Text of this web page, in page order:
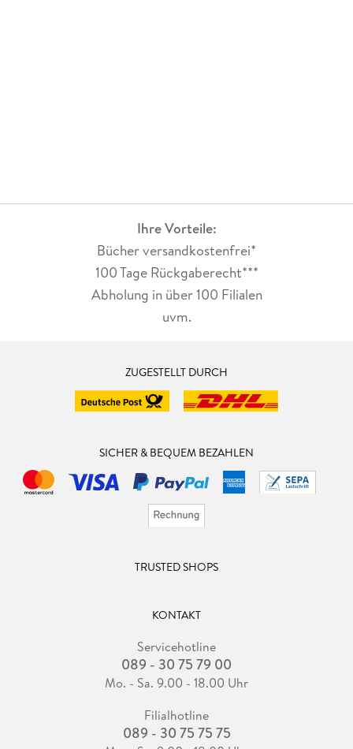
Ihre Vorteile:
Bücher versandkostenfrei*
100 Tage Rückgaberecht***
Abholung in über 100 Filialen
uvm.
ZUGESTELLT DURCH
SICHER & BEQUEM BEZAHLEN
TRUSTED SHOPS
KONTAKT
Servicehotline
089 - 30 75 79 00
Mo. - Sa. 9.00 - 18.00 Uhr
Filialhotline
089 - 30 75 75 75